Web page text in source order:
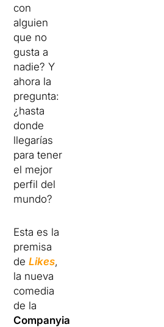
con
alguien
que no
gusta a
nadie? Y
ahora la
pregunta:
¿hasta
donde
llegarías
para tener
el mejor
perfil del
mundo?
Esta es la
premisa
deLikes,
la nueva
comedia
de la
Companyia